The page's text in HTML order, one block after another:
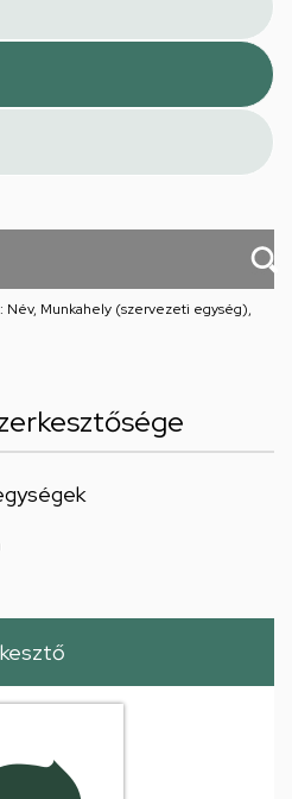
Név, Munkahely (szervezeti egység),